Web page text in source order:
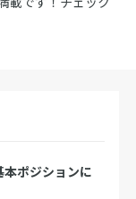
ポジションに